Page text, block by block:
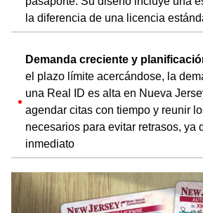
la diferencia de una licencia
Demanda creciente y
el plazo límite acercándose, la
una Real ID es alta en Nueva
agendar citas con tiempo y reunir
necesarios para evitar retrasos, ya
inmediato​